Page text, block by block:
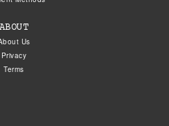
ABOUT
Us
Privacy
Terms